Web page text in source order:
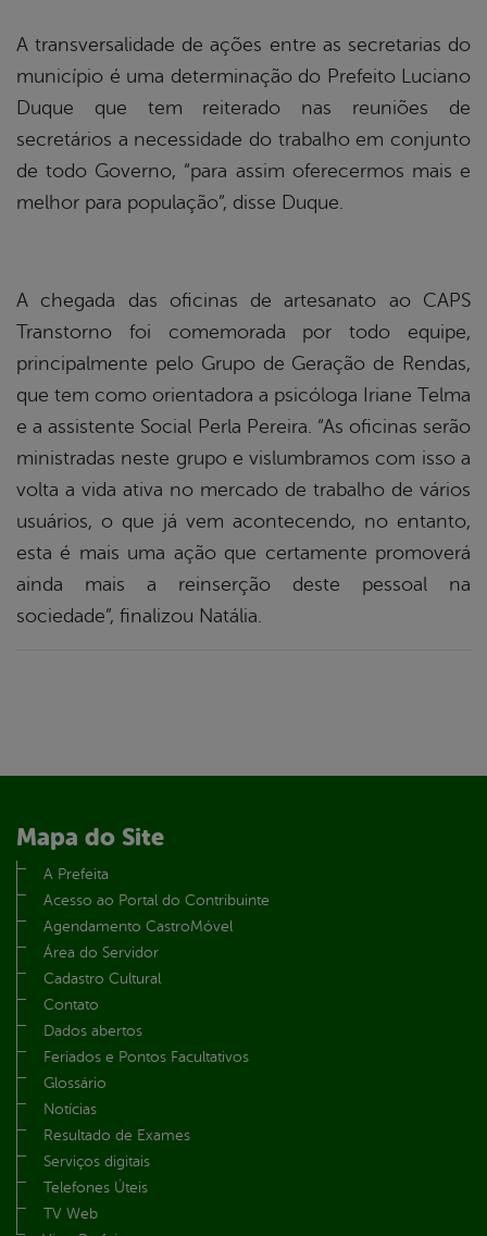
A transversalidade de ações entre as secretarias do
município é uma determinação do Prefeito Luciano
Duque que tem reiterado nas reuniões de
secretários a necessidade do trabalho em conjunto
de todo Governo, “para assim oferecermos mais e
melhor para população”, disse Duque.
A chegada das oficinas de artesanato ao CAPS
Transtorno foi comemorada por todo equipe,
principalmente pelo Grupo de Geração de Rendas,
que tem como orientadora a psicóloga Iriane Telma
e a assistente Social Perla Pereira. “As oficinas serão
ministradas neste grupo e vislumbramos com isso a
volta a vida ativa no mercado de trabalho de vários
usuários, o que já vem acontecendo, no entanto,
esta é mais uma ação que certamente promoverá
ainda mais a reinserção deste pessoal na
sociedade”, finalizou Natália.
Mapa do Site
A Prefeita
Acesso ao Portal do Contribuinte
Agendamento CastroMóvel
Área do Servidor
Cadastro Cultural
Contato
Dados abertos
Feriados e Pontos Facultativos
Glossário
Notícias
Resultado de Exames
Serviços digitais
Telefones Úteis
TV Web